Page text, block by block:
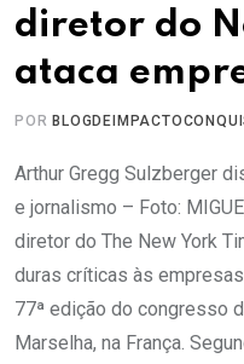
diretor do
ataca
POR
Arthur Gregg Sulzberger
e jornalismo – Foto:
diretor do The New York
duras críticas às
77ª edição do congresso
Marselha, na França.